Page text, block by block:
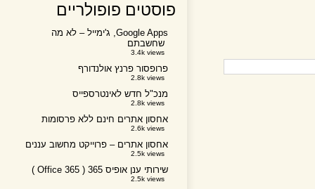
פוסטים פופולריים
Google Apps, ג'ימייל – לא מה
שחשבתם
3.4k views
פרופסור פרנץ אולנדורף
2.8k views
מנכ"ל חדש לאינטרספייס
2.8k views
אחסון אתרים חינם ללא פרסומות
2.6k views
אחסון אתרים – פרוייקט מחשוב עננים
2.5k views
שירותי ענן אופיס 365 ( Office 365 )
2.5k views